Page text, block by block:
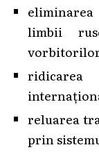
limbii
vorbitorilor
reluarea
prin